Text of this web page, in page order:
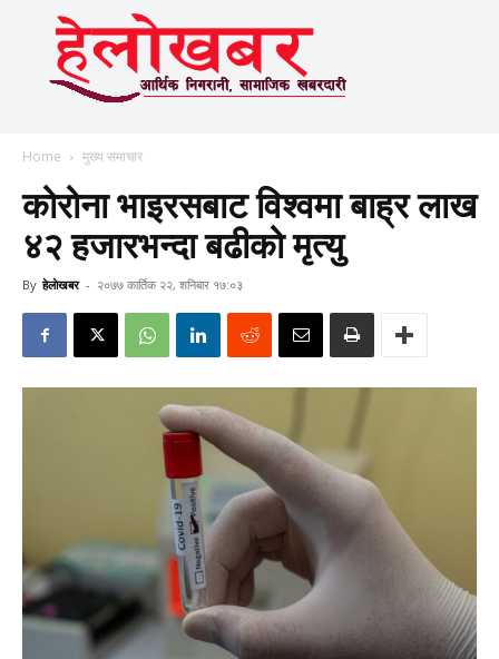
Home मुख्य समाचार
कोरोना भाइरसबाट विश्वमा बाह्र लाख
४२ हजारभन्दा बढीको मृत्यु
By हेलाेखबर - २०७७ कार्तिक २२, शनिबार १७:०३